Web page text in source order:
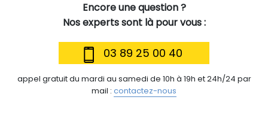
Encore une question ?
Nos experts sont là pour vous :
03 89 25 00 40
appel gratuit du mardi au samedi de 10h à 19h et 24h/24 par
mail : contactez-nous